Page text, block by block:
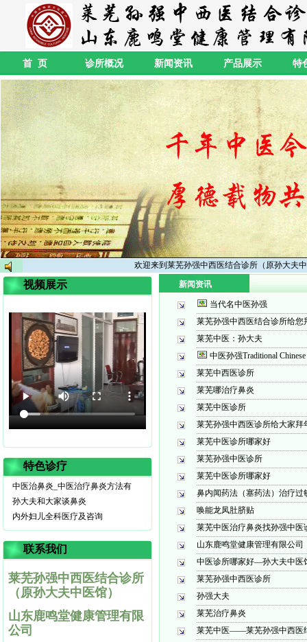
首 页 诊所概况 新闻资讯 产品展示 特
欢迎来到莱芜孙强中西医结合诊所（原孙大夫
视频展示
特色诊疗
中医治鼻炎_中医治疗鼻炎方法有
孙大夫和大家谈鼻炎
内外妇儿全科医疗及咨询
联系我们
莱芜孙强中西医结合诊所
（原孙大夫中医馆）
山东鹿鸣堂健康管理有限
公司
新闻资讯
当代名中医孙强
莱芜孙强中西医结合诊所给您
莱芜中医：孙大夫
中医孙强Traditional
莱芜中西医诊所
莱芜哪治疗鼻炎
莱芜中医诊所
莱芜孙强中西医诊所给大家拜
莱芜中医诊所哪家好
莱芜孙强中医诊所
莱芜中医诊所哪家好
鼻内闻药法（塞药法）治疗过
唤能龙凤肚脐贴
莱芜中医治疗鼻炎找孙强中医
山东鹿鸣堂健康管理有限公司
中医诊所哪家好—孙大夫中医
莱芜孙强中西医诊所
孙强大夫
莱芜治疗鼻炎
莱芜中医——莱芜孙强中西医